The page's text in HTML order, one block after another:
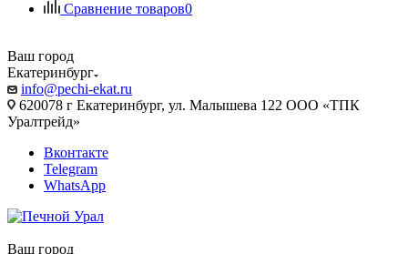
Сравнение товаров0
Ваш город
Екатеринбург
info@pechi-ekat.ru
620078 г Екатеринбург, ул. Малышева 122 ООО «ТПК
Уралтрейд»
Вконтакте
Telegram
WhatsApp
Ваш город